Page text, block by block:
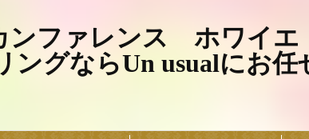
ファレンス ホワイ
ングならUn usualにお任